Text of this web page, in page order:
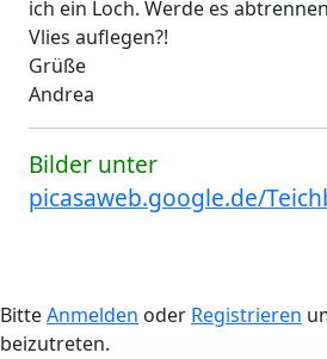
ich ein Loch. Werde es
Vlies auflegen?!
Grüße
Andrea
Bilder unter
picasaweb.google.de/
BitteAnmelden oder Registrieren
beizutreten.